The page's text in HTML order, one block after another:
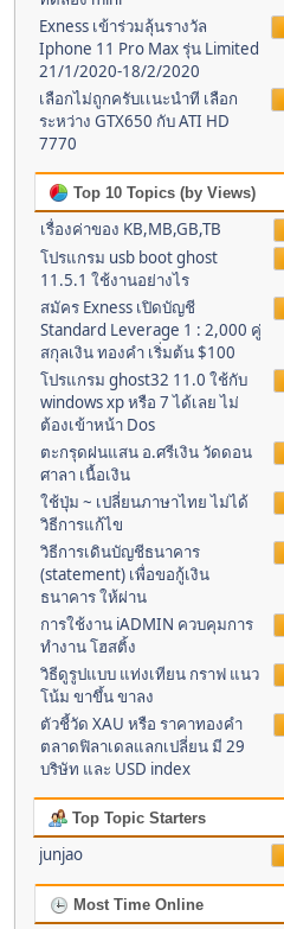
Exness เข้าร่วมลุ้นรางวัล
Iphone 11 Pro Max รุ่น Limited
21/1/2020-18/2/2020
เลือกไม่ถูกครับเเนะนำที เลือก
ระหว่าง GTX650 กับ ATI HD
7770
Top 10 Topics (by Views)
เรื่องค่าของ KB,MB,GB,TB
โปรแกรม usb boot ghost
11.5.1 ใช้งานอย่างไร
สมัคร Exness เปิดบัญชี
Standard Leverage 1 : 2,000 คู่
สกุลเงิน ทองคำ เริ่มต้น $100
โปรแกรม ghost32 11.0 ใช้กับ
windows xp หรือ 7 ได้เลย ไม่
ต้องเข้าหน้า Dos
ตะกรุดฝนแสน อ.ศรีเงิน วัดดอน
ศาลา เนื้อเงิน
ใช้ปุ่ม ~ เปลี่ยนภาษาไทย ไม่ได้
วิธีการแก้ไข
วิธีการเดินบัญชีธนาคาร
(statement) เพื่อขอกู้เงิน
ธนาคาร ให้ผ่าน
การใช้งาน iADMIN ควบคุมการ
ทำงาน โฮสติ้ง
วิธีดูรูปแบบ แท่งเทียน กราฟ แนว
โน้ม ขาขึ้น ขาลง
ตัวชี้วัด XAU หรือ ราคาทองคำ
ตลาดฟิลาเดลแลกเปลี่ยน มี 29
บริษัท และ USD index
Top Topic Starters
junjao
Most Time Online